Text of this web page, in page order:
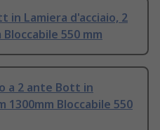
in Lamiera d'acciaio, 2
550 mm
a 2 ante Bott in
1300mm Bloccabile 550